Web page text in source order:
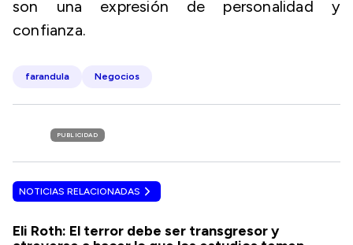
son una expresión de personalidad y
confianza.
farandula Negocios
PUBLICIDAD
NOTICIAS RELACIONADAS
Eli Roth: El terror debe ser transgresor y